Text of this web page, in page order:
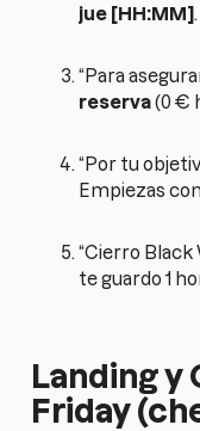
jue [HH:MM]
“Para
reserva(0 €
“Por tu
Empiezas
“Cierro Black
te guardo 1
Landing y
Friday